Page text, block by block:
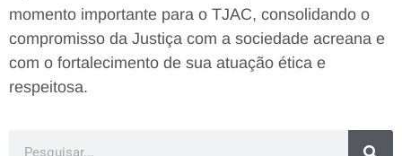
momento importante para o TJAC, consolidando o
compromisso da Justiça com a sociedade acreana e
com o fortalecimento de sua atuação ética e
respeitosa.